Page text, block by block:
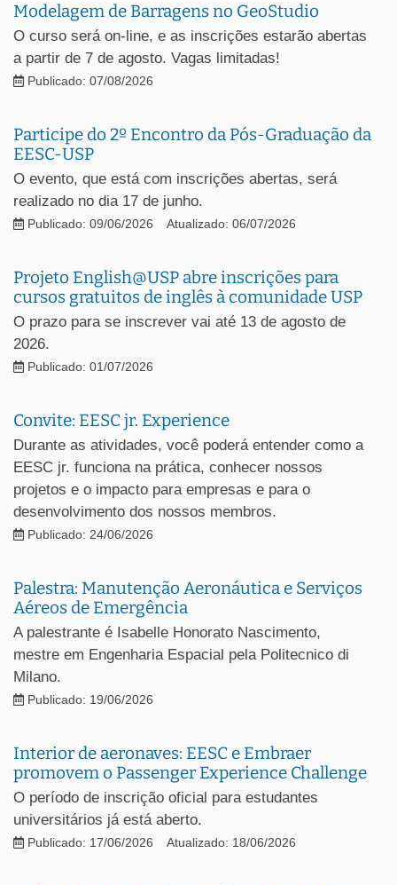
Modelagem de Barragens no GeoStudio
O curso será on-line, e as inscrições estarão abertas
a partir de 7 de agosto. Vagas limitadas!
Publicado: 07/08/2026
Participe do 2º Encontro da Pós-Graduação da
EESC-USP
O evento, que está com inscrições abertas, será
realizado no dia 17 de junho.
Publicado: 09/06/2026 Atualizado: 06/07/2026
Projeto English@USP abre inscrições para
cursos gratuitos de inglês à comunidade USP
O prazo para se inscrever vai até 13 de agosto de
2026.
Publicado: 01/07/2026
Convite: EESC jr. Experience
Durante as atividades, você poderá entender como a
EESC jr. funciona na prática, conhecer nossos
projetos e o impacto para empresas e para o
desenvolvimento dos nossos membros.
Publicado: 24/06/2026
Palestra: Manutenção Aeronáutica e Serviços
Aéreos de Emergência
A palestrante é Isabelle Honorato Nascimento,
mestre em Engenharia Espacial pela Politecnico di
Milano.
Publicado: 19/06/2026
Interior de aeronaves: EESC e Embraer
promovem o Passenger Experience Challenge
O período de inscrição oficial para estudantes
universitários já está aberto.
Publicado: 17/06/2026 Atualizado: 18/06/2026